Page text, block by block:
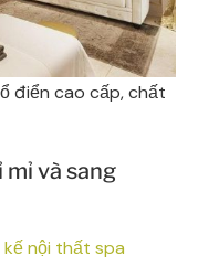
điển cao cấp, chất
và sang
nội thất spa